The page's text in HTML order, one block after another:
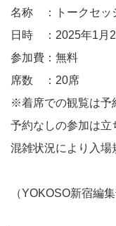
名称 ：トークセッ
日時 ：2025年1月
参加費：無料
席数 ：20席
※着席での観覧は予
予約なしの参加は立
混雑状況により入場
（YOKOSO新宿編集